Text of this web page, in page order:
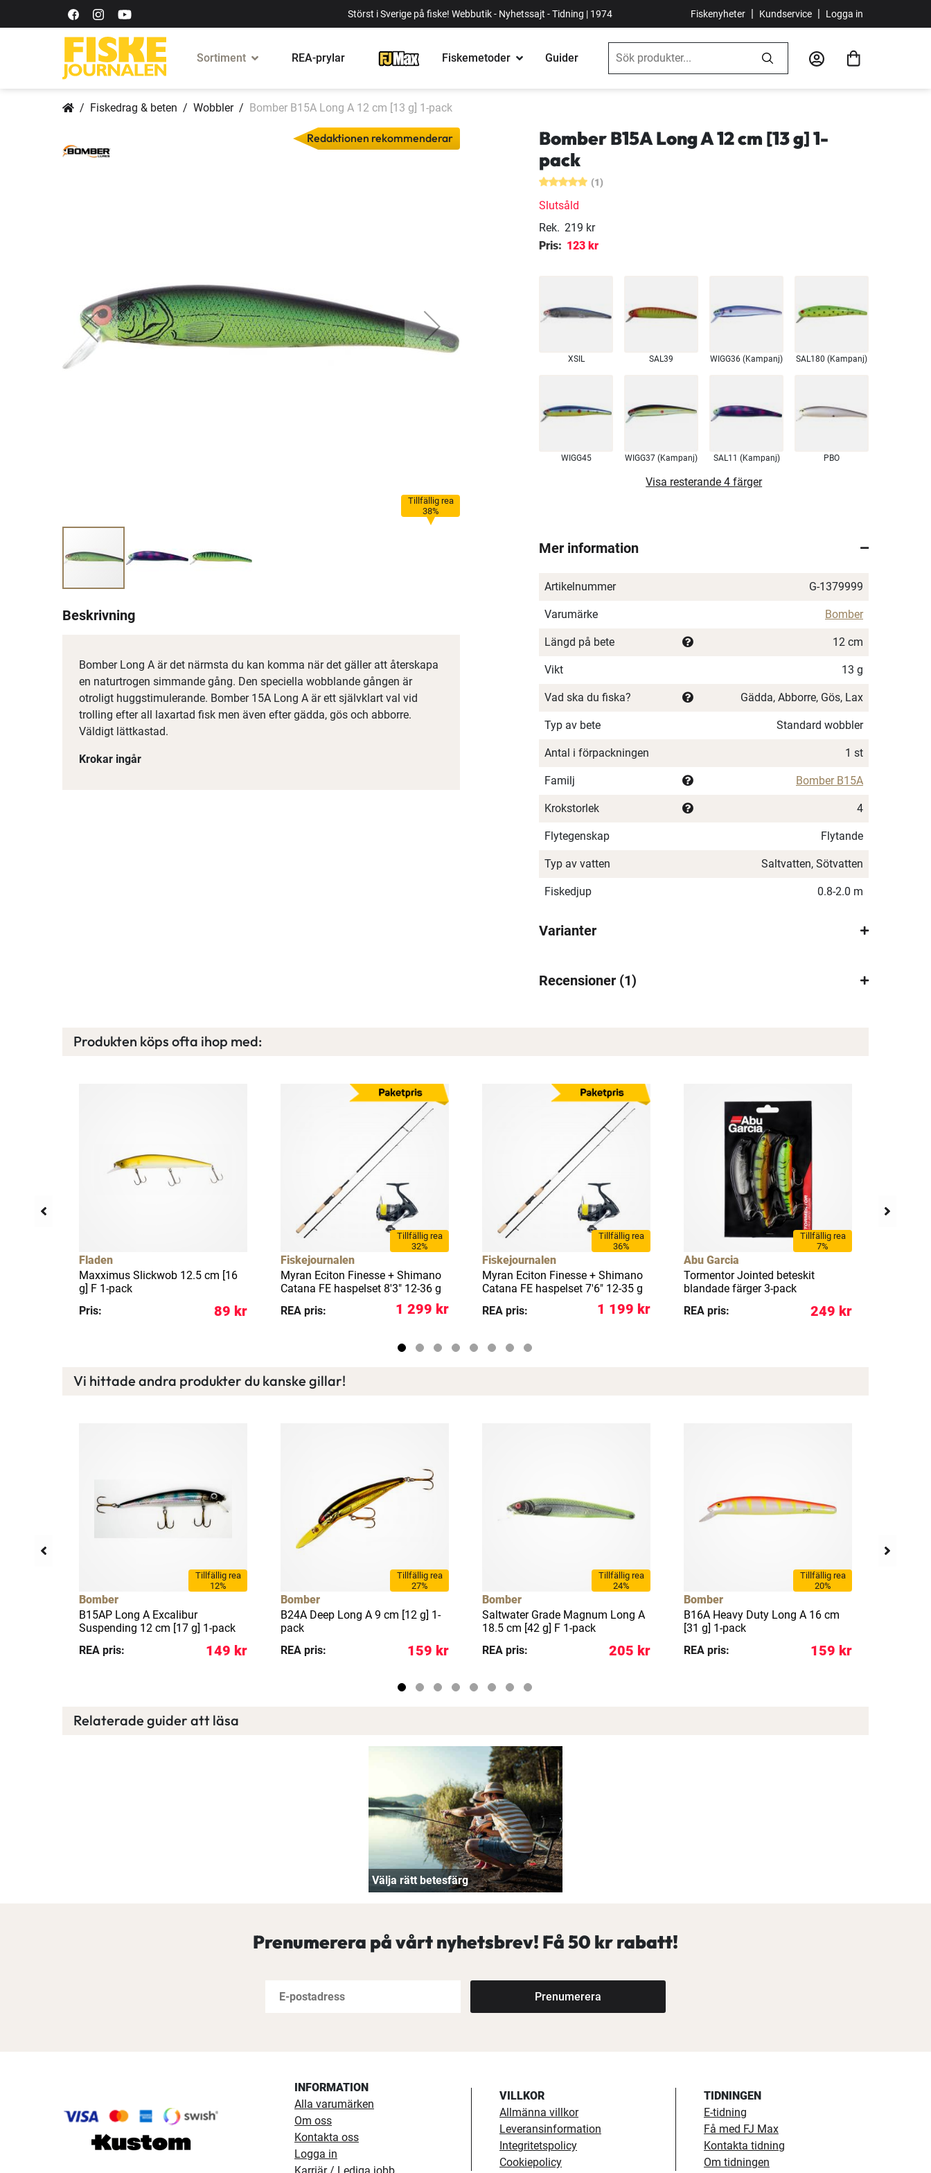
Störst i Sverige på fiske! Webbutik - Nyhetssajt - Tidning | 1974 Fiskenyheter | Kundservice | Logga in
Sortiment REA-prylar Fiskemetoder Guider
Fiskedrag & beten Wobbler Bomber B15A Long A 12 cm [13 g] 1-pack
Tillfällig rea
38%
Redaktionen rekommenderar
Beskrivning
Bomber Long A är det närmsta du kan komma när det gäller att återskapa
en naturtrogen simmande gång. Den speciella wobblande gången är
otroligt huggstimulerande. Bomber 15A Long A är ett självklart val vid
trolling efter all laxartad fisk men även efter gädda, gös och abborre.
Väldigt lättkastad.
Krokar ingår
Bomber B15A Long A 12 cm [13 g] 1-
pack
(1)
Slutsåld
Rek. 219 kr
Pris: 123 kr
XSIL SAL39 WIGG36 (Kampanj) SAL180 (Kampanj)
WIGG45 WIGG37 (Kampanj) SAL11 (Kampanj) PBO
Visa resterande 4 färger
Mer information
Artikelnummer G-1379999
Varumärke Bomber
Längd på bete 12 cm
Vikt 13 g
Vad ska du fiska? Gädda, Abborre, Gös, Lax
Typ av bete Standard wobbler
Antal i förpackningen 1 st
Familj Bomber B15A
Krokstorlek 4
Flytegenskap Flytande
Typ av vatten Saltvatten, Sötvatten
Fiskedjup 0.8-2.0 m
Varianter
Recensioner 1
Produkten köps ofta ihop med:
Fladen
Maxximus Slickwob 12.5 cm [16
g] F 1-pack
Pris:
89 kr
Tillfällig rea
32%
Fiskejournalen
Myran Eciton Finesse + Shimano
Catana FE haspelset 8'3" 12-36 g
REA pris:
1 299 kr
Tillfällig rea
36%
Fiskejournalen
Myran Eciton Finesse + Shimano
Catana FE haspelset 7'6" 12-35 g
REA pris:
1 199 kr
Tillfällig rea
7%
Abu Garcia
Tormentor Jointed beteskit
blandade färger 3-pack
REA pris:
249 kr
Vi hittade andra produkter du kanske gillar!
Tillfällig rea
12%
Bomber
B15AP Long A Excalibur
Suspending 12 cm [17 g] 1-pack
REA pris:
149 kr
Tillfällig rea
27%
Bomber
B24A Deep Long A 9 cm [12 g] 1-
pack
REA pris:
159 kr
Tillfällig rea
24%
Bomber
Saltwater Grade Magnum Long A
18.5 cm [42 g] F 1-pack
REA pris:
205 kr
Tillfällig rea
20%
Bomber
B16A Heavy Duty Long A 16 cm
[31 g] 1-pack
REA pris:
159 kr
Relaterade guider att läsa
Välja rätt betesfärg
Prenumerera på vårt nyhetsbrev! Få50 kr rabatt!
Prenumerera
INFORMATION
Alla varumärken
Om oss
Kontakta oss
Logga in
Karriär / Lediga jobb
VILLKOR
Allmänna villkor
Leveransinformation
Integritetspolicy
Cookiepolicy
TIDNINGEN
E-tidning
Få med FJ Max
Kontakta tidning
Om tidningen